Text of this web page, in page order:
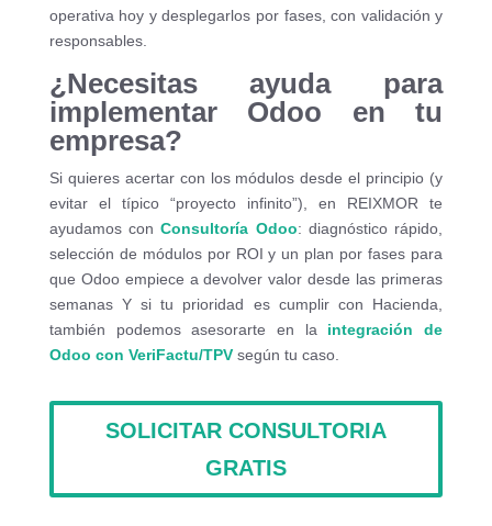
operativa hoy y desplegarlos por fases, con validación y
responsables.
¿Necesitas ayuda para
implementar Odoo en tu
empresa?
Si quieres acertar con los módulos desde el principio (y
evitar el típico “proyecto infinito”), en REIXMOR te
ayudamos conConsultoría Odoo: diagnóstico rápido,
selección de módulos por ROI y un plan por fases para
que Odoo empiece a devolver valor desde las primeras
semanas Y si tu prioridad es cumplir con Hacienda,
también podemos asesorarte en la integración de
Odoo con VeriFactu/TPVsegún tu caso.
SOLICITAR CONSULTORIA
GRATIS